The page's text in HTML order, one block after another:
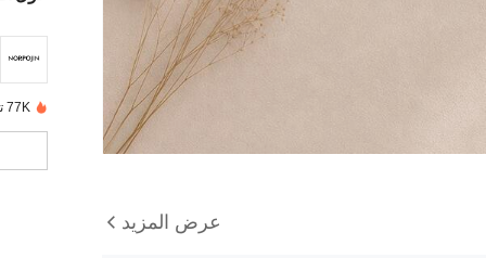
عرض المزيد
77K تم بيعها مؤخرًا